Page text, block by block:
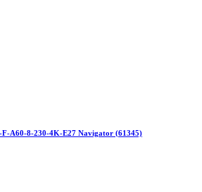
A60-8-230-4K-E27 Navigator (61345)